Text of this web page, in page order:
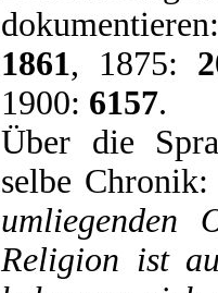
1861, 1875:
1900: 6157.
Über die
selbe Chronik:
umliegenden
Religion ist